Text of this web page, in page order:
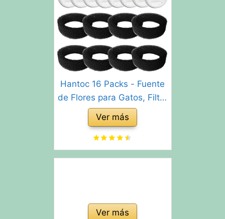
Hantoc 16 Packs - Fuente
de Flores para Gatos, Filtro
de carbón de 8 Piezas y
Esponja de Espuma para
Gatos de Acero Inoxidable
PLWF003 con Resina y
Ver más
Ver más